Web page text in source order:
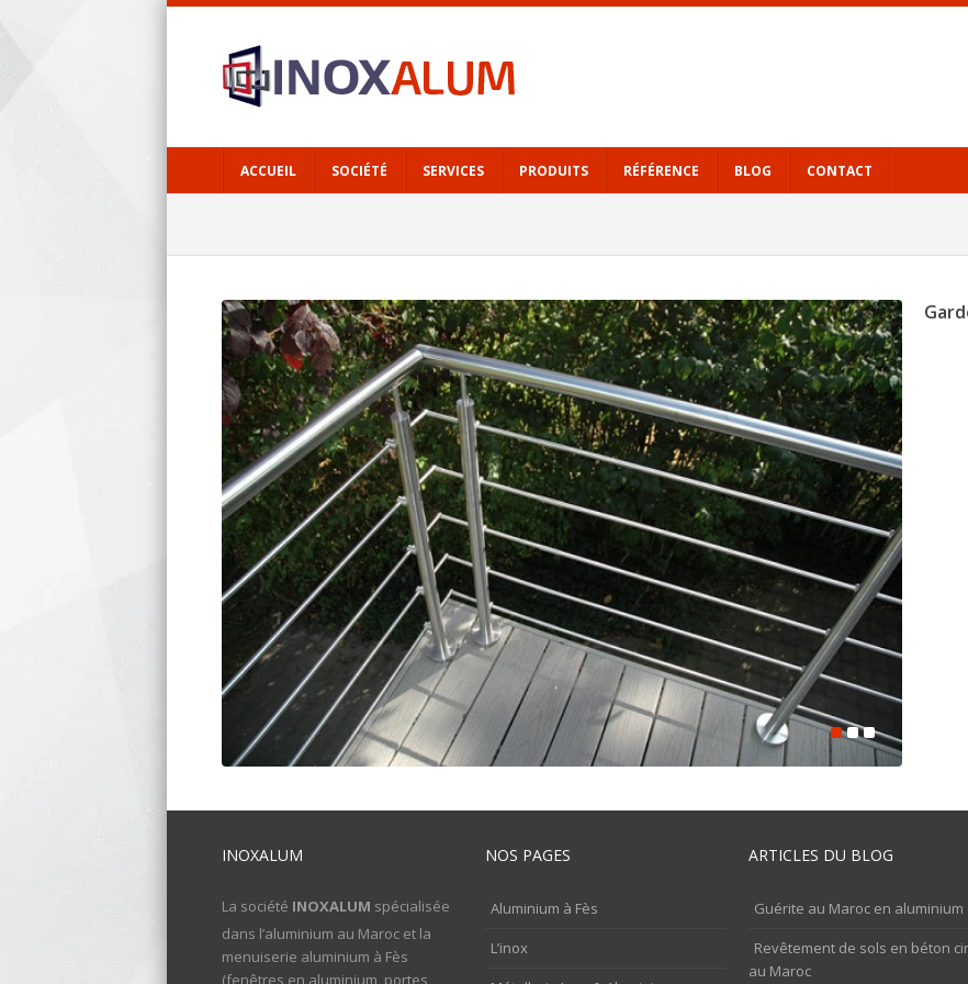
ACCUEIL SOCIÉTÉ SERVICES PRODUITS RÉFÉRENCE BLOG CONTACT
INOXALUM
La société INOXALUM spécialisée
dans l’aluminium au Maroc et la
menuiserie aluminium à Fès
(fenêtres en aluminium, portes,
NOS PAGES
Aluminium à Fès
L’inox
ARTICLES DU BLOG
Guérite au Maroc en aluminium
Revêtement de sols en béton
au Maroc